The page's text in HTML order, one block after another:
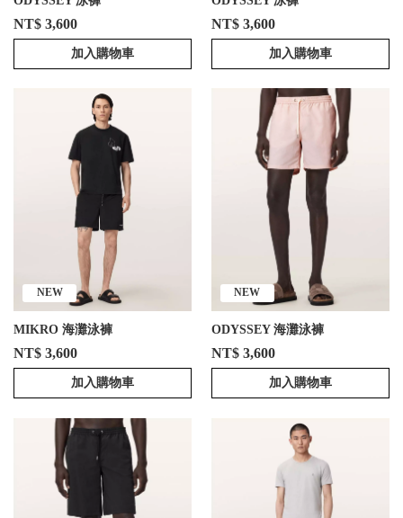
NT$ 3,600
加入購物車
NT$ 3,600
加入購物車
NEW
MIKRO 海灘泳褲
NT$ 3,600
加入購物車
NEW
ODYSSEY 海灘泳褲
NT$ 3,600
加入購物車